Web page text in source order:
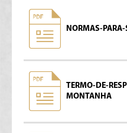
NORMAS-
TERMO-DE-
MONTANHA